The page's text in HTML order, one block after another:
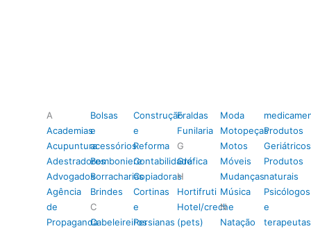
A
Academias
Acupuntura
Adestradores
Advogados
Agência
de
Propaganda
Bolsas
e
acessórios
Bomboniere
Borracharias
Brindes
C
Cabeleireiros
Construção
e
Reforma
Contabilidade
Copiadoras
Cortinas
e
Persianas
Fraldas
Funilaria
G
Gráfica
H
Hortifruti
Hotel/creche
(pets)
Moda
Motopeças
Motos
Móveis
Mudanças
Música
N
Natação
Produtos
Geriátricos
Produtos
naturais
Psicólogos
e
terapeutas